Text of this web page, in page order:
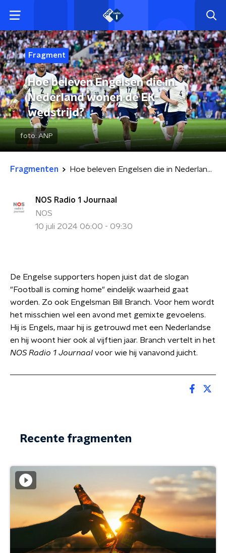
Fragment
Hoe beleven Engelsen die in
Nederland wonen de EK-
wedstrijd?
foto:ANP
Fragmenten Hoe beleven Engelsen die in Nederland wonen de EK-wedstrijd?
NOS Radio 1 Journaal
NOS
10 juli 2024 06:00 - 09:30
De Engelse supporters hopen juist dat de slogan
"Football is coming home" eindelijk waarheid gaat
worden. Zo ook Engelsman Bill Branch. Voor hem wordt
het misschien wel een avond met gemixte gevoelens.
Hij is Engels, maar hij is getrouwd met een Nederlandse
en hij woont hier ook al vijftien jaar. Branch vertelt in het
NOS Radio 1 Journaal voor wie hij vanavond juicht.
Recente fragmenten